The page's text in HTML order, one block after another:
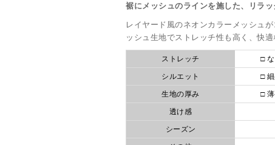
裾にメッシュのラインを施した、リラッ
レイヤード風のネオンカラーメッシュ
ッシュ生地でストレッチ性も高く、快適
ストレッチ □ な
シルエット □
生地の厚み □
透け感
シーズン